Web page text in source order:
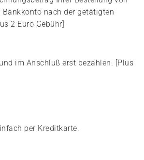
Bankkonto nach der getätigten
2 Euro Gebühr]
im Anschluß erst bezahlen. [Plus
per Kreditkarte.